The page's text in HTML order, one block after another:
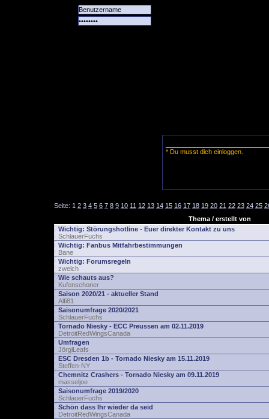
* Du musst dich einloggen.
Seite: 1 2 3 4 5 6 7 8 9 10 11 12 13 14 15 16 17 18 19 20 21 22 23 24 25
Thema / erstellt von
Wichtig: Störungshotline - Euer direkter Kontakt zu uns
SchlauerFuchs
Wichtig: Fanbus Mitfahrbestimmungen
Bane
Wichtig: Forumsregeln
zwelch
Wie schauts aus?
Kufenschoner
Saison 2020/21 - aktueller Stand
Alfi81
Saisonumfrage 2020/2021
SchlauerFuchs
Tornado Niesky - ECC Preussen am 02.11.2019
DetroitRedWingsCanada
Umfragen
JörgiLeafs
ESC Dresden 1b - Tornado Niesky am 15.11.2019
Steffen-NY
Chemnitz Crashers - Tornado Niesky am 09.11.2019
masseljoe
Saisonumfrage 2019/2020
SchlauerFuchs
Schön dass Ihr wieder da seid
DetroitRedWingsCanada